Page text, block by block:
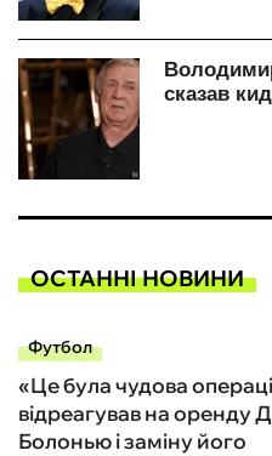
ОСТАННІ НОВИНИ
Футбол
«Це була чудова
відреагував на оренду
Болонью і заміну його